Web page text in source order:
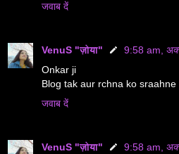
जवाब दें
VenuS "ज़ोया"
9:58 am,
Onkar ji
Blog tak aur rchna ko
जवाब दें
VenuS "ज़ोया"
9:58 am,